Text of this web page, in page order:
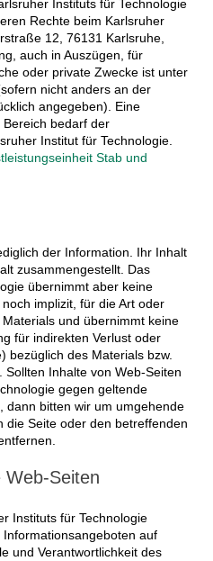
Instituts für Technologie
Rechte beim Karlsruher
12, 76131 Karlsruhe,
auch in Auszügen, für
oder private Zwecke ist unter
nicht anders an der
angegeben). Eine
bedarf der
Institut für Technologie.
Stab und
der Information. Ihr Inhalt
zusammengestellt. Das
übernimmt aber keine
implizit, für die Art oder
und übernimmt keine
für indirekten Verlust oder
bezüglich des Materials bzw.
Inhalte von Web-Seiten
gegen geltende
dann bitten wir um umgehende
die Seite oder den betreffenden
Web-Seiten
Instituts für Technologie
auf
und Verantwortlichkeit des